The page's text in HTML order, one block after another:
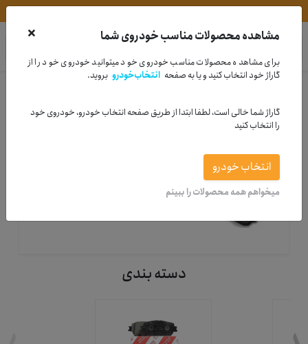
لنت
دسته بندی
مشاهده محصولات مناسب خودروی شما
برای مشاهده محصولات مناسب خودروی خود میتوانید خودروی خود را از
گاراژ خود انتخاب کنید و یا به صفحه انتخاب‌خودرو بروید.
گاراژ شما خالی است، لطفا ابتدا از طریق صفحه انتخاب خودرو، خودروی خود
را انتخاب کنید
انتخاب خودرو
میخواهم همه محصولات را ببینم